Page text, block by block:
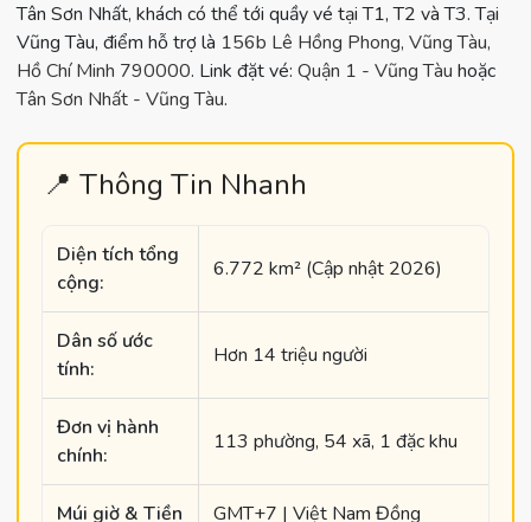
Tân Sơn Nhất, khách có thể tới quầy vé tại T1, T2 và T3. Tại
Vũng Tàu, điểm hỗ trợ là 156b Lê Hồng Phong, Vũng Tàu,
Hồ Chí Minh 790000. Link đặt vé: Quận 1 - Vũng Tàu hoặc
Tân Sơn Nhất - Vũng Tàu.
📍 Thông Tin Nhanh
Diện tích tổng
cộng:
6.772 km² (Cập nhật 2026)
Dân số ước
tính:
Hơn 14 triệu người
Đơn vị hành
chính:
113 phường, 54 xã, 1 đặc khu
Múi giờ & Tiền
GMT+7 | Việt Nam Đồng